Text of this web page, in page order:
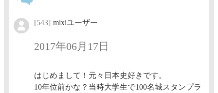
[543] mixiユーザー
2017年06月17日
はじめまして！元々日本史好きです。
10年位前かな？当時大学生で100名城スタンプラ